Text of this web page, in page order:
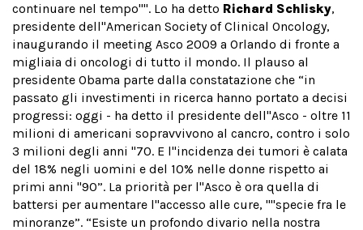
continuare nel tempo''''. Lo ha detto Richard Schlisky,
presidente dell''American Society of Clinical Oncology,
inaugurando il meeting Asco 2009 a Orlando di fronte a
migliaia di oncologi di tutto il mondo. Il plauso al
presidente Obama parte dalla constatazione che “in
passato gli investimenti in ricerca hanno portato a decisi
progressi: oggi - ha detto il presidente dell''Asco - oltre 11
milioni di americani sopravvivono al cancro, contro i solo
3 milioni degli anni ''70. E l''incidenza dei tumori è calata
del 18% negli uomini e del 10% nelle donne rispetto ai
primi anni ''90”. La priorità per l''Asco è ora quella di
battersi per aumentare l''accesso alle cure, ''''specie fra le
minoranze”. “Esiste un profondo divario nella nostra